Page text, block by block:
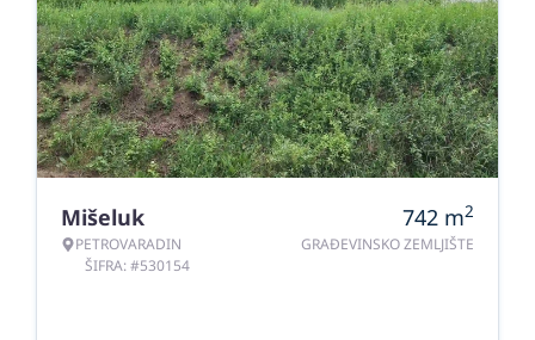
Mišeluk
PETROVARADIN
ŠIFRA: #530154
742 m2
GRAĐEVINSKO ZEMLJIŠTE